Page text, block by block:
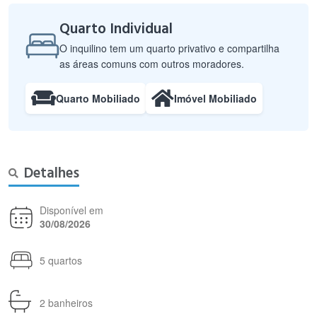
Quarto Individual
O inquilino tem um quarto privativo e compartilha
as áreas comuns com outros moradores.
Quarto Mobiliado Imóvel Mobiliado
Detalhes
Disponível em
30/08/2026
5 quartos
2 banheiros